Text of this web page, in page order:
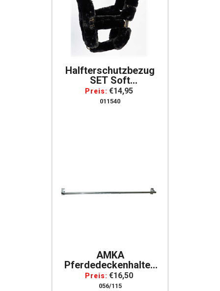
Halfterschutzbezug
SET Soft
Halfterschoner 8
Teiliges Set
Preis: €14,95
011540
AMKA
Pferdedeckenhalter,
Klappbar, Verchromt
Deckenhalterung
Preis: €16,50
056/115